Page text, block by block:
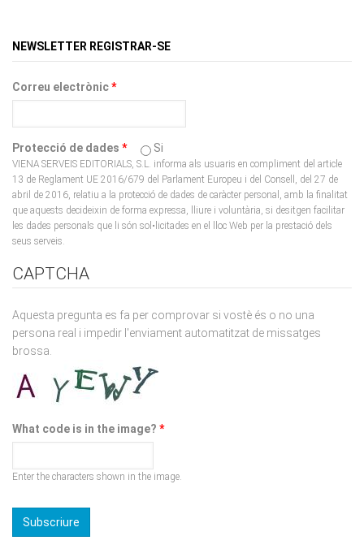
Correu electrònic*
VIENA SERVEIS EDITORIALS, S.L. informa als usuaris en compliment del article
13 de Reglament UE 2016/679 del Parlament Europeu i del Consell, del 27 de
abril de 2016, relatiu a la protecció de dades de caràcter personal, amb la finalitat
que aquests decideixin de forma expressa, lliure i voluntària, si desitgen facilitar
les dades personals que li són sol•licitades en el lloc Web per la prestació dels
seus serveis.
CAPTCHA
Aquesta pregunta es fa per comprovar si vostè és o no una
brossa.
What code is in the image?
Enter the characters shown in the image.